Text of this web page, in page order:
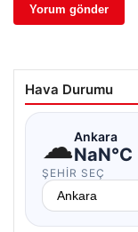
Hava Durumu
☁Ankara
NaN°C
ŞEHIR SEÇ